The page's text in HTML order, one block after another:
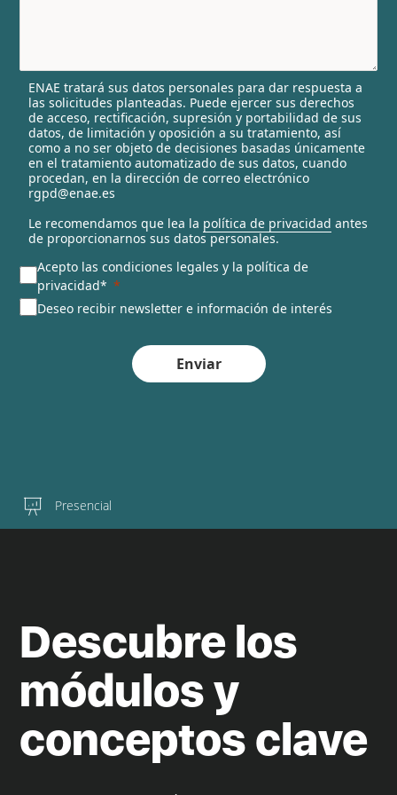
l
e
c
t
e
d
ENAE tratará sus datos personales para dar respuesta a
las solicitudes planteadas. Puede ejercer sus derechos
de acceso, rectificación, supresión y portabilidad de sus
datos, de limitación y oposición a su tratamiento, así
como a no ser objeto de decisiones basadas únicamente
en el tratamiento automatizado de sus datos, cuando
procedan, en la dirección de correo electrónico
rgpd@enae.es
Le recomendamos que lea la política de privacidad antes
de proporcionarnos sus datos personales.
Acepto las condiciones legales y la política de
privacidad*
Deseo recibir newsletter e información de interés
Enviar
Presencial
Descubre los
módulos y
conceptos clave